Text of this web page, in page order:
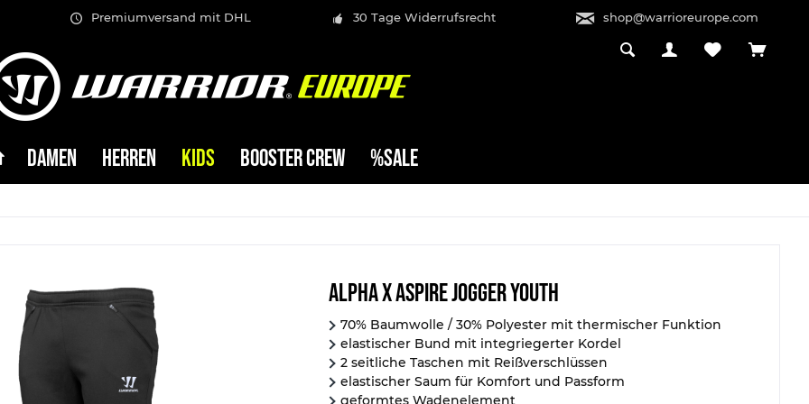
Premiumversand mit DHL 30 Tage Widerrufsrecht shop@warrioreurope.com
DAMEN HERREN KIDS BOOSTER CREW %SALE
Alpha X Aspire Jogger Youth
70% Baumwolle / 30% Polyester mit thermischer Funktion
elastischer Bund mit integriegerter Kordel
2 seitliche Taschen mit Reißverschlüssen
elastischer Saum für Komfort und Passform
geformtes Wadenelement